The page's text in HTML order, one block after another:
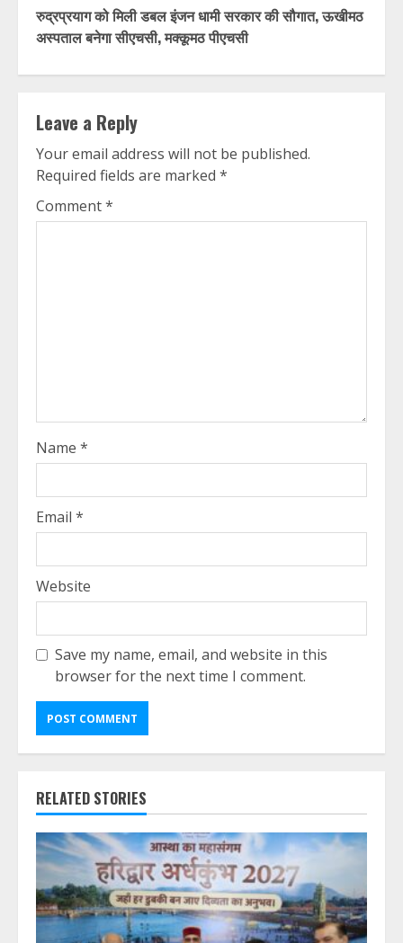
रुद्रप्रयाग को मिली डबल इंजन धामी सरकार की सौगात, ऊखीमठ
अस्पताल बनेगा सीएचसी, मक्कूमठ पीएचसी
Leave a Reply
Your email address will not be published.
Required fields are marked *
Comment*
Name *
Email *
Website
Save my name, email, and website in this
browser for the next time I comment.
RELATED STORIES